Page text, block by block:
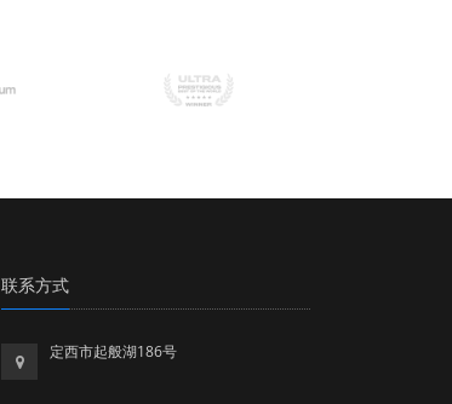
联系方式
定西市起般湖186号